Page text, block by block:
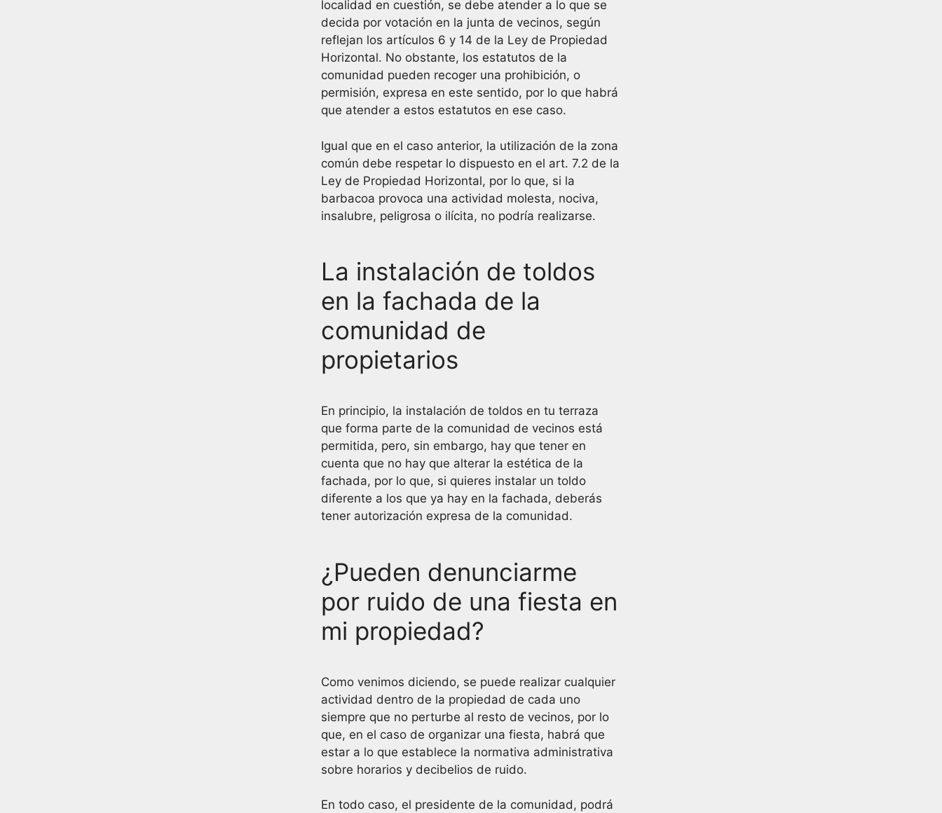
localidad en cuestión, se debe atender a lo que se
decida por votación en la junta de vecinos, según
reflejan los artículos 6 y 14 de la Ley de Propiedad
Horizontal. No obstante, los estatutos de la
comunidad pueden recoger una prohibición, o
permisión, expresa en este sentido, por lo que habrá
que atender a estos estatutos en ese caso.
Igual que en el caso anterior, la utilización de la zona
común debe respetar lo dispuesto en el art. 7.2 de la
Ley de Propiedad Horizontal, por lo que, si la
barbacoa provoca una actividad molesta, nociva,
insalubre, peligrosa o ilícita, no podría realizarse.
La instalación de toldos
en la fachada de la
comunidad de
propietarios
En principio, la instalación de toldos en tu terraza
que forma parte de la comunidad de vecinos está
permitida, pero, sin embargo, hay que tener en
cuenta que no hay que alterar la estética de la
fachada, por lo que, si quieres instalar un toldo
diferente a los que ya hay en la fachada, deberás
tener autorización expresa de la comunidad.
¿Pueden denunciarme
por ruido de una fiesta en
mi propiedad?
Como venimos diciendo, se puede realizar cualquier
actividad dentro de la propiedad de cada uno
siempre que no perturbe al resto de vecinos, por lo
que, en el caso de organizar una fiesta, habrá que
estar a lo que establece la normativa administrativa
sobre horarios y decibelios de ruido.
En todo caso, el presidente de la comunidad, podrá